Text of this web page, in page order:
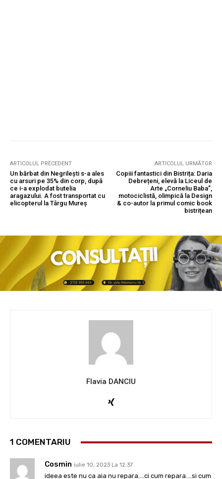
ARTICOLUL PRECEDENT
Un bărbat din Negrilești s-a ales
cu arsuri pe 35% din corp, după
ce i-a explodat butelia
aragazului. A fost transportat cu
elicopterul la Târgu Mureș
ARTICOLUL URMĂTOR
Copiii fantastici din Bistrița: Daria
Debrețeni, elevă la Liceul de
Arte „Corneliu Baba”,
motociclistă, olimpică la Design
& co-autor la primul comic book
bistrițean
Flavia DANCIU
1 COMENTARIU
Cosmin iulie 10, 2023 La 12:37
ideea este nu ca aia nu repara….ci cum repara….si cum